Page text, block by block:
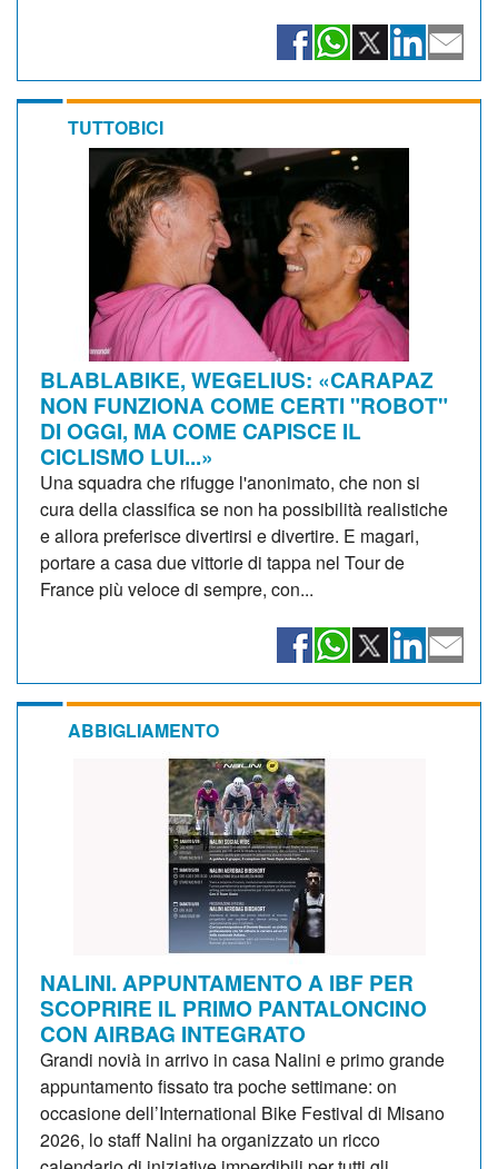
TUTTOBICI
BLABLABIKE, WEGELIUS: «CARAPAZ
NON FUNZIONA COME CERTI "ROBOT"
DI OGGI, MA COME CAPISCE IL
CICLISMO LUI...»
Una squadra che rifugge l'anonimato, che non si
cura della classifica se non ha possibilità realistiche
e allora preferisce divertirsi e divertire. E magari,
portare a casa due vittorie di tappa nel Tour de
France più veloce di sempre, con...
ABBIGLIAMENTO
NALINI. APPUNTAMENTO A IBF PER
SCOPRIRE IL PRIMO PANTALONCINO
CON AIRBAG INTEGRATO
Grandi novià in arrivo in casa Nalini e primo grande
appuntamento fissato tra poche settimane: on
occasione dell’International Bike Festival di Misano
2026, lo staff Nalini ha organizzato un ricco